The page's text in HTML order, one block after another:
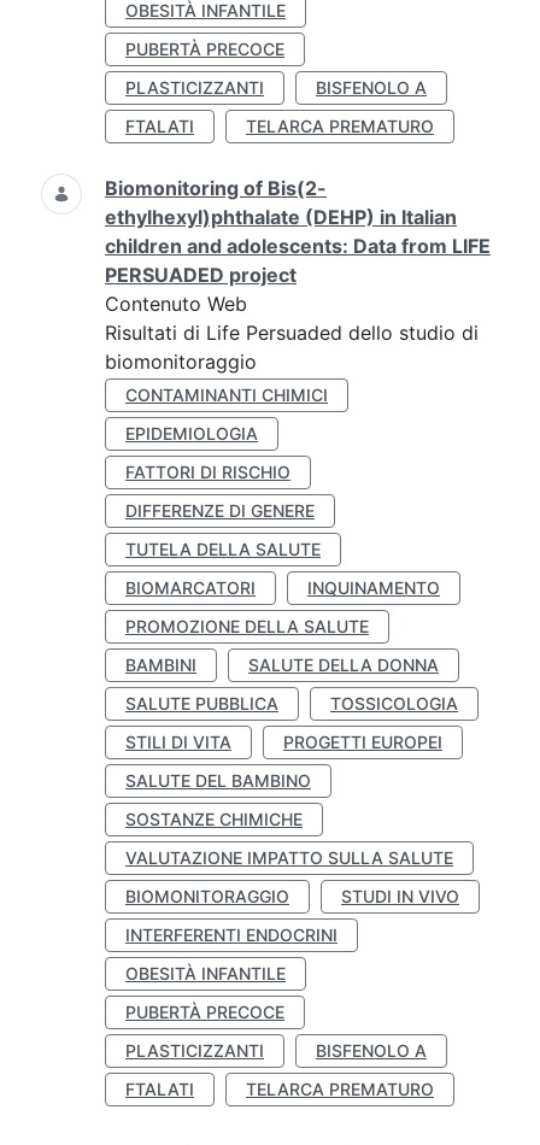
OBESITÀ INFANTILE
PUBERTÀ PRECOCE
PLASTICIZZANTI
BISFENOLO A
FTALATI
TELARCA PREMATURO
Biomonitoring of Bis(2-
ethylhexyl)phthalate (DEHP) in Italian
children and adolescents: Data from LIFE
PERSUADED project
Contenuto Web
Risultati di Life Persuaded dello studio di
biomonitoraggio
CONTAMINANTI CHIMICI
EPIDEMIOLOGIA
FATTORI DI RISCHIO
DIFFERENZE DI GENERE
TUTELA DELLA SALUTE
BIOMARCATORI
INQUINAMENTO
PROMOZIONE DELLA SALUTE
BAMBINI
SALUTE DELLA DONNA
SALUTE PUBBLICA
TOSSICOLOGIA
STILI DI VITA
PROGETTI EUROPEI
SALUTE DEL BAMBINO
SOSTANZE CHIMICHE
VALUTAZIONE IMPATTO SULLA SALUTE
BIOMONITORAGGIO
STUDI IN VIVO
INTERFERENTI ENDOCRINI
OBESITÀ INFANTILE
PUBERTÀ PRECOCE
PLASTICIZZANTI
BISFENOLO A
FTALATI
TELARCA PREMATURO